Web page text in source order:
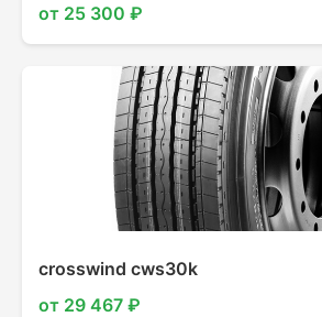
от 25 300 ₽
crosswind cws30k
от 29 467 ₽